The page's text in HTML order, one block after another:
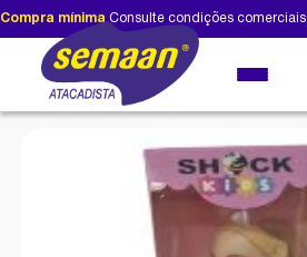
Compra mínima Consulte condições comerciais